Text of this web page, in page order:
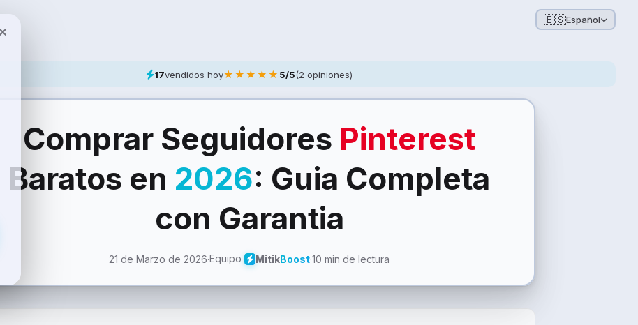
🇪🇸Español
17vendidos hoy★★★★★ 5/5(2 opiniones)
Comprar Seguidores Pinterest
Baratos en 2026: Guia Completa
con Garantia
21 de Marzo de 2026·Equipo MitikBoost·10 min de lectura